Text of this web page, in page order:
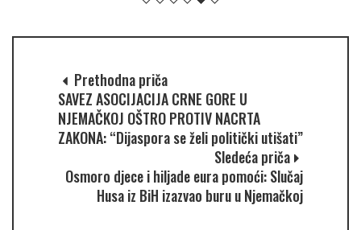
Prethodna priča
SAVEZ ASOCIJACIJA CRNE GORE U
NJEMAČKOJ OŠTRO PROTIV NACRTA
ZAKONA: “Dijaspora se želi politički utišati”
Sledeća priča
Osmoro djece i hiljade eura pomoći: Slučaj
Husa iz BiH izazvao buru u Njemačkoj